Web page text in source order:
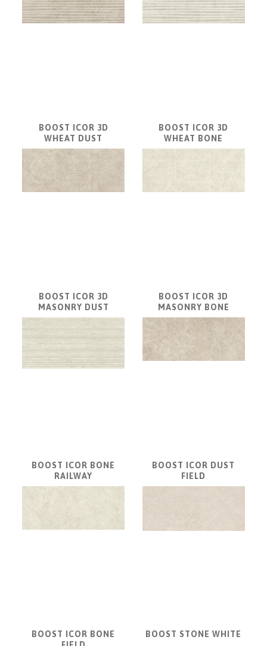
a
dlažby
BOOST ICOR 3D
WHEAT DUST
BOOST ICOR 3D
WHEAT BONE
BOOST ICOR 3D
MASONRY DUST
BOOST ICOR 3D
MASONRY BONE
BOOST ICOR BONE
RAILWAY
BOOST ICOR DUST
FIELD
BOOST ICOR BONE
BOOST STONE WHITE